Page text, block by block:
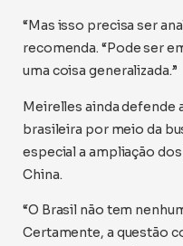
“Mas isso precisa ser
recomenda. “Pode ser
uma coisa generalizada.”
Meirelles ainda defende
brasileira por meio da
especial a ampliação
China.
“O Brasil não tem
Certamente, a questão